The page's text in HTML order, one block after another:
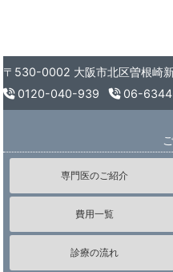
〒530-0002 大阪市北区曽根崎
0120-040-939
06-
専門医のご紹介
費用一覧
診療の流れ